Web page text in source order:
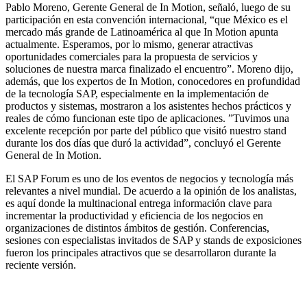
Pablo Moreno, Gerente General de In Motion, señaló, luego de su
participación en esta convención internacional, “que México es el
mercado más grande de Latinoamérica al que In Motion apunta
actualmente. Esperamos, por lo mismo, generar atractivas
oportunidades comerciales para la propuesta de servicios y
soluciones de nuestra marca finalizado el encuentro”. Moreno dijo,
además, que los expertos de In Motion, conocedores en profundidad
de la tecnología SAP, especialmente en la implementación de
productos y sistemas, mostraron a los asistentes hechos prácticos y
reales de cómo funcionan este tipo de aplicaciones. ”Tuvimos una
excelente recepción por parte del público que visitó nuestro stand
durante los dos días que duró la actividad”, concluyó el Gerente
General de In Motion.
El SAP Forum es uno de los eventos de negocios y tecnología más
relevantes a nivel mundial. De acuerdo a la opinión de los analistas,
es aquí donde la multinacional entrega información clave para
incrementar la productividad y eficiencia de los negocios en
organizaciones de distintos ámbitos de gestión. Conferencias,
sesiones con especialistas invitados de SAP y stands de exposiciones
fueron los principales atractivos que se desarrollaron durante la
reciente versión.